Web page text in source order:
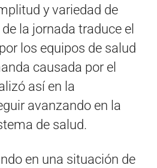
y variedad de
la jornada traduce el
los equipos de salud
causada por el
así en la
avanzando en la
de salud.
en una situación de